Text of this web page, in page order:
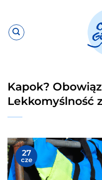
zawartości
Kapok?
Lekkomyślność
27
cze